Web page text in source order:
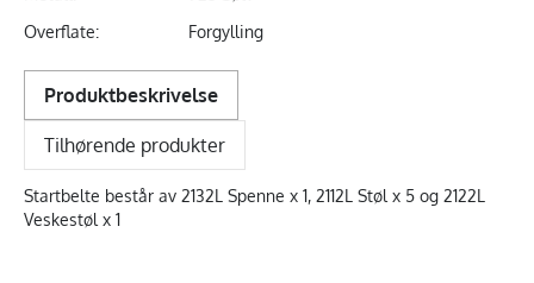
Overflate:
Forgylling
Produktbeskrivelse
Tilhørende produkter
Startbelte består av 2132L Spenne x 1, 2112L Støl x 5 og 2122L
Veskestøl x 1